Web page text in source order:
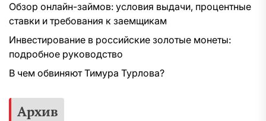
Обзор онлайн-займов: условия выдачи, процентные
ставки и требования к заемщикам
Инвестирование в российские золотые монеты:
подробное руководство
В чем обвиняют Тимура Турлова?
Архив